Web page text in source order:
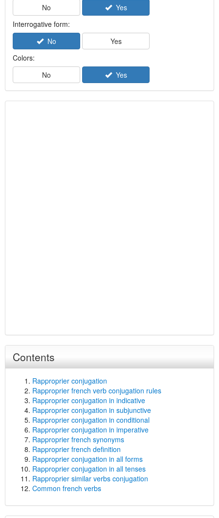
No
Yes
Interrogative form:
No
Yes
Colors:
No
Yes
Contents
Rapproprier conjugation
Rapproprier french verb conjugation rules
Rapproprier conjugation in indicative
Rapproprier conjugation in subjunctive
Rapproprier conjugation in conditional
Rapproprier conjugation in imperative
Rapproprier french synonyms
Rapproprier french definition
Rapproprier conjugation in all forms
Rapproprier conjugation in all tenses
Rapproprier similar verbs conjugation
Common french verbs